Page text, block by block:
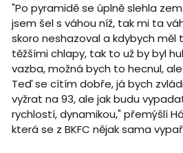
"Po pyramidě se úplně slehla
jsem šel s váhou níž, tak mi ta
skoro neshazoval a kdybych měl
těžšími chlapy, tak to už by byl
vazba, možná bych to hecnul,
Teď se cítím dobře, já bych
vyžrat na 93, ale jak budu
rychlostí, dynamikou," přemýšlí
která se z BKFC nějak sama